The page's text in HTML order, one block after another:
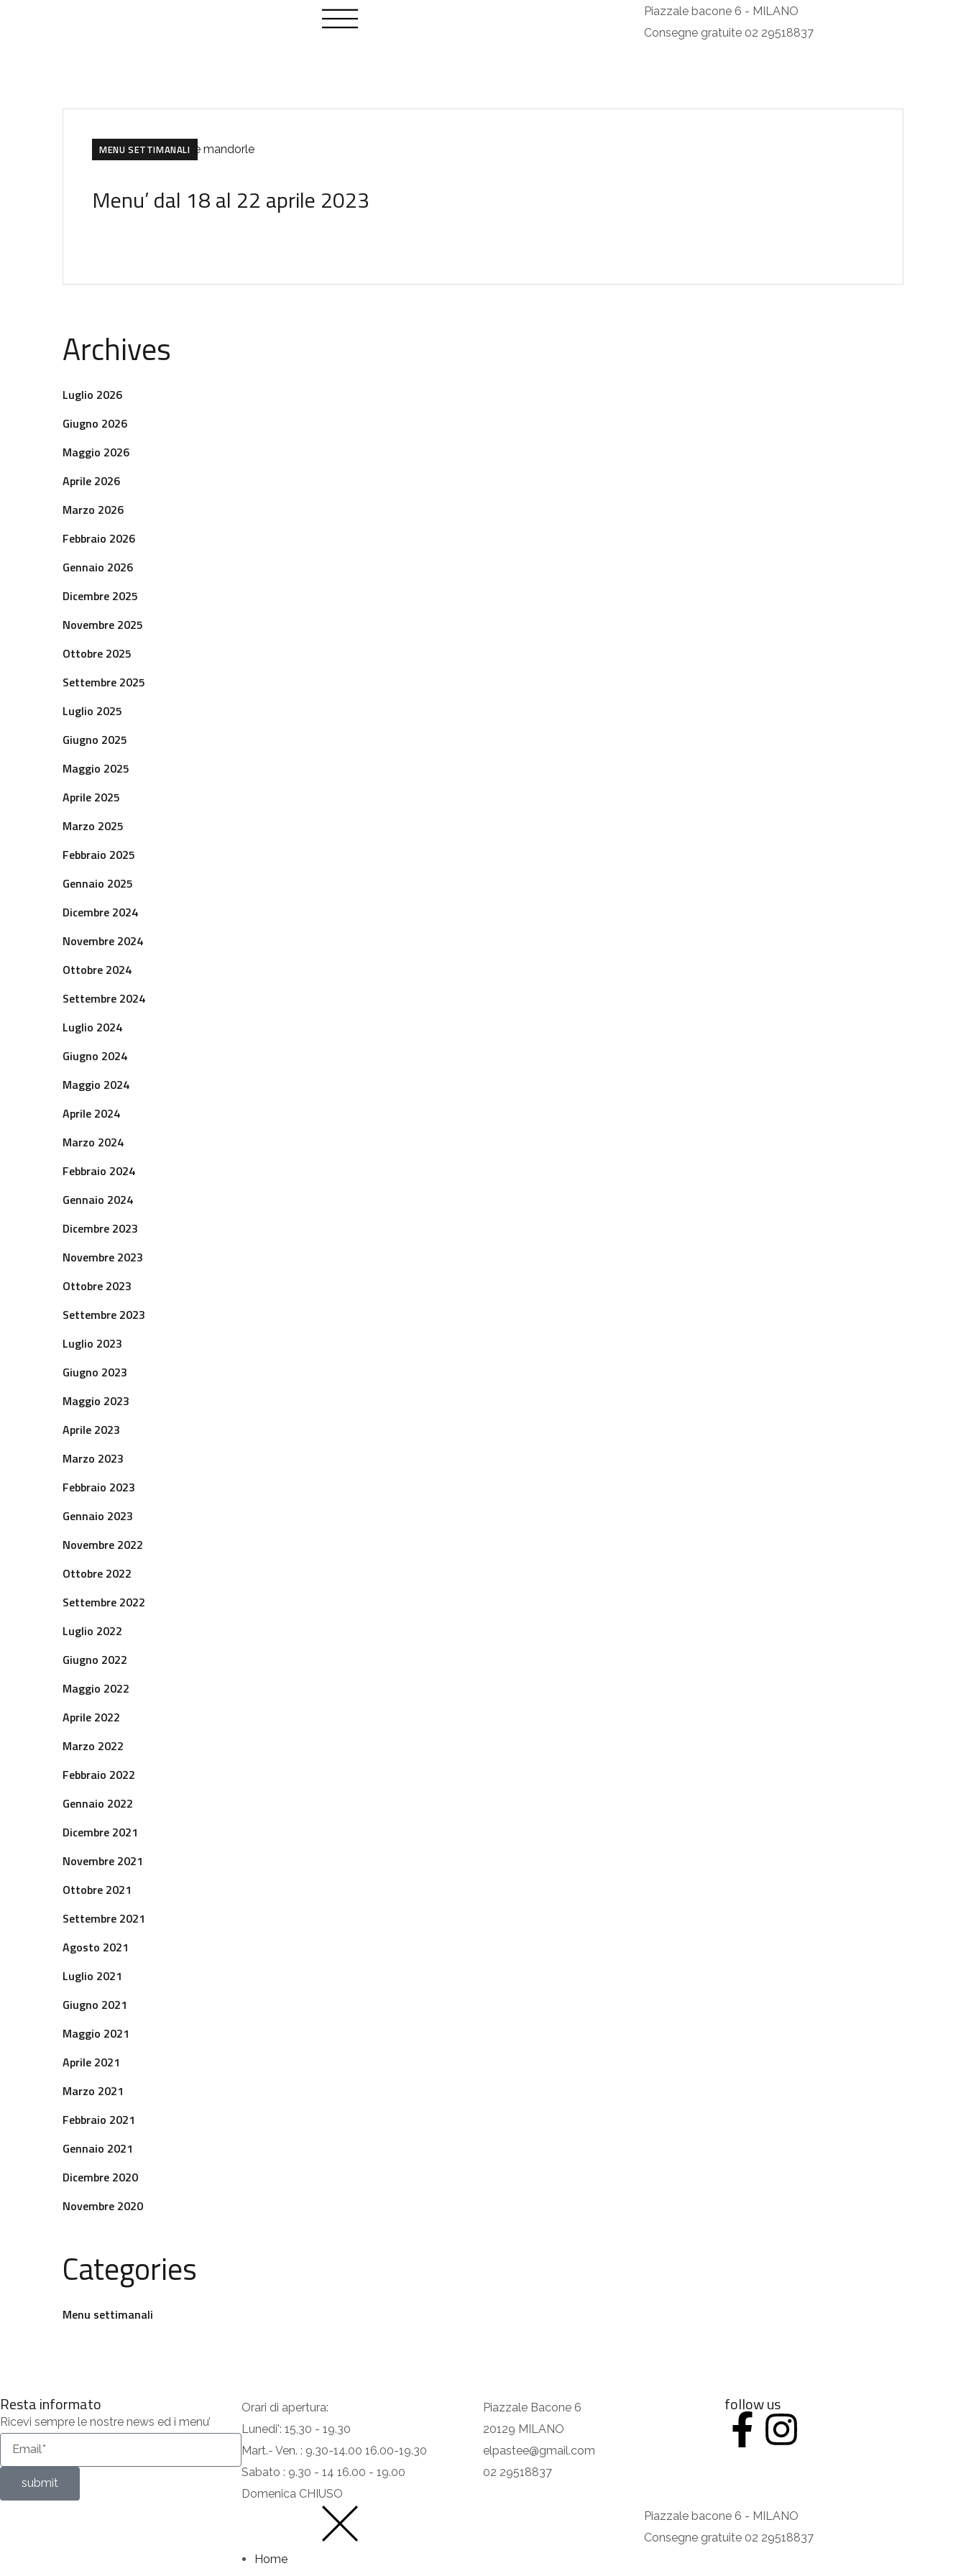
Piazzale bacone 6 - MILANO
Consegne gratuite 02 29518837
MENU SETTIMANALI
Menu’ dal 18 al 22 aprile 2023
Archives
Luglio 2026
Giugno 2026
Maggio 2026
Aprile 2026
Marzo 2026
Febbraio 2026
Gennaio 2026
Dicembre 2025
Novembre 2025
Ottobre 2025
Settembre 2025
Luglio 2025
Giugno 2025
Maggio 2025
Aprile 2025
Marzo 2025
Febbraio 2025
Gennaio 2025
Dicembre 2024
Novembre 2024
Ottobre 2024
Settembre 2024
Luglio 2024
Giugno 2024
Maggio 2024
Aprile 2024
Marzo 2024
Febbraio 2024
Gennaio 2024
Dicembre 2023
Novembre 2023
Ottobre 2023
Settembre 2023
Luglio 2023
Giugno 2023
Maggio 2023
Aprile 2023
Marzo 2023
Febbraio 2023
Gennaio 2023
Novembre 2022
Ottobre 2022
Settembre 2022
Luglio 2022
Giugno 2022
Maggio 2022
Aprile 2022
Marzo 2022
Febbraio 2022
Gennaio 2022
Dicembre 2021
Novembre 2021
Ottobre 2021
Settembre 2021
Agosto 2021
Luglio 2021
Giugno 2021
Maggio 2021
Aprile 2021
Marzo 2021
Febbraio 2021
Gennaio 2021
Dicembre 2020
Novembre 2020
Categories
Menu settimanali
Resta informato
Ricevi sempre le nostre news ed i menu’
submit
Orari di apertura:
Lunedi': 15,30 - 19.30
Mart.- Ven. : 9.30-14.00 16.00-19.30
Sabato : 9.30 - 14 16.00 - 19.00
Domenica CHIUSO
Piazzale Bacone 6
20129 MILANO
elpastee@gmail.com
02 29518837
follow us
Piazzale bacone 6 - MILANO
Consegne gratuite 02 29518837
Home